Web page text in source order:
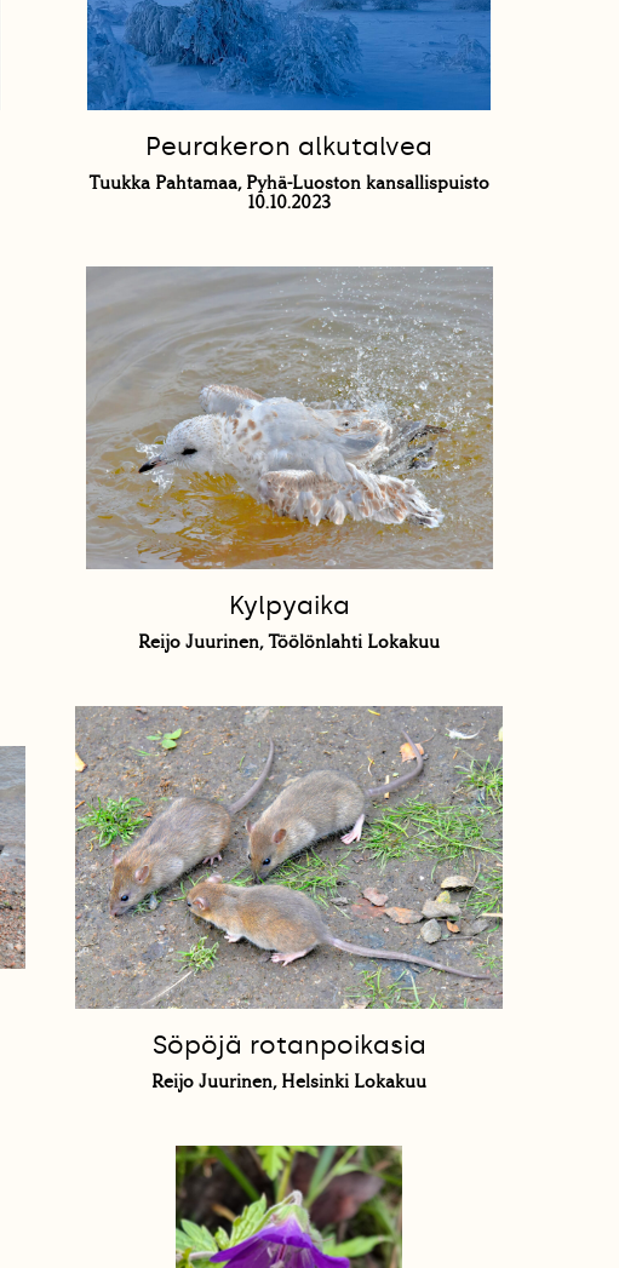
Peurakeron alkutalvea
Tuukka Pahtamaa, Pyhä-Luoston kansallispuisto
10.10.2023
Kylpyaika
Reijo Juurinen, Töölönlahti Lokakuu
Söpöjä rotanpoikasia
Reijo Juurinen, Helsinki Lokakuu